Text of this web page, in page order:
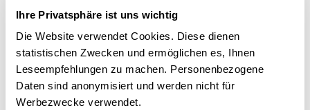
Ihre Privatsphäre ist uns wichtig
Die Website verwendet Cookies. Diese dienen
statistischen Zwecken und ermöglichen es, Ihnen
Leseempfehlungen zu machen. Personenbezogene
Daten sind anonymisiert und werden nicht für
Werbezwecke verwendet.
Frederic Baudin
Partenaire et co-fondateur d’Amalthée, Aubonne